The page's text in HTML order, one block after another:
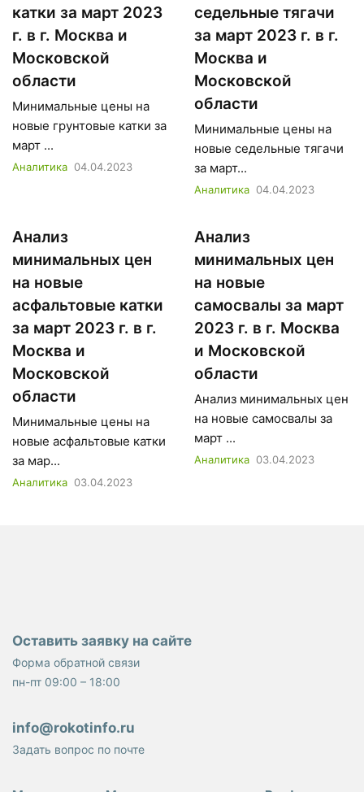
катки за март 2023
г. в г. Москва и
Московской
области
Минимальные цены на
новые грунтовые катки за
март ...
Аналитика 04.04.2023
седельные тягачи
за март 2023 г. в г.
Москва и
Московской
области
Минимальные цены на
новые седельные тягачи
за март...
Аналитика 04.04.2023
Анализ
минимальных цен
на новые
асфальтовые катки
за март 2023 г. в г.
Москва и
Московской
области
Минимальные цены на
новые асфальтовые катки
за мар...
Аналитика 03.04.2023
Анализ
минимальных цен
на новые
самосвалы за март
2023 г. в г. Москва
и Московской
области
Анализ минимальных цен
на новые самосвалы за
март ...
Аналитика 03.04.2023
Оставить заявку на сайте
Форма обратной связи
пн-пт 09:00 – 18:00
info@rokotinfo.ru
Задать вопрос по почте